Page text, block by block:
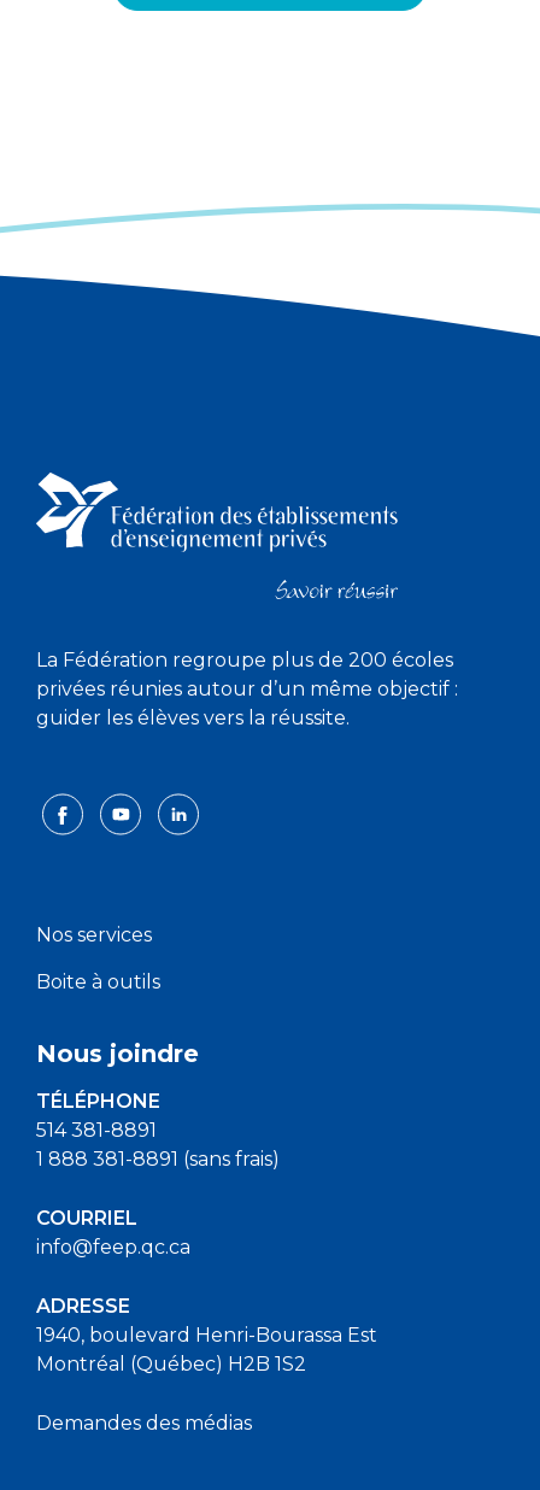
La Fédération regroupe plus de 200 écoles
privées réunies autour d’un même objectif :
guider les élèves vers la réussite.
Nos services
Boite à outils
Nous joindre
TÉLÉPHONE
514 381-8891
1 888 381-8891 (sans frais)
COURRIEL
info@feep.qc.ca
ADRESSE
1940, boulevard Henri-Bourassa Est
Montréal (Québec) H2B 1S2
Demandes des médias